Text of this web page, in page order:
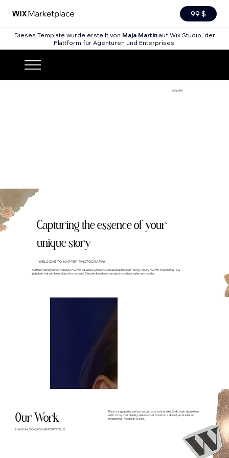
99 $
Dieses Template wurde erstellt von Maja Martinauf Wix Studio, der
Plattform für Agenturen und Enterprises.